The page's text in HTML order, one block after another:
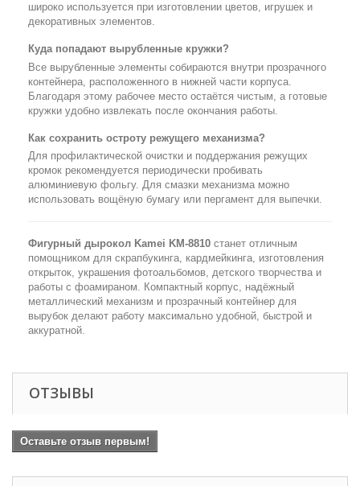
широко используется при изготовлении цветов, игрушек и
декоративных элементов.
Куда попадают вырубленные кружки?
Все вырубленные элементы собираются внутри прозрачного
контейнера, расположенного в нижней части корпуса.
Благодаря этому рабочее место остаётся чистым, а готовые
кружки удобно извлекать после окончания работы.
Как сохранить остроту режущего механизма?
Для профилактической очистки и поддержания режущих
кромок рекомендуется периодически пробивать
алюминиевую фольгу. Для смазки механизма можно
использовать вощёную бумагу или пергамент для выпечки.
Фигурный дырокол Kamei KM-8810 станет отличным
помощником для скрапбукинга, кардмейкинга, изготовления
открыток, украшения фотоальбомов, детского творчества и
работы с фоамираном. Компактный корпус, надёжный
металлический механизм и прозрачный контейнер для
вырубок делают работу максимально удобной, быстрой и
аккуратной.
ОТЗЫВЫ
Оставьте отзыв первым!